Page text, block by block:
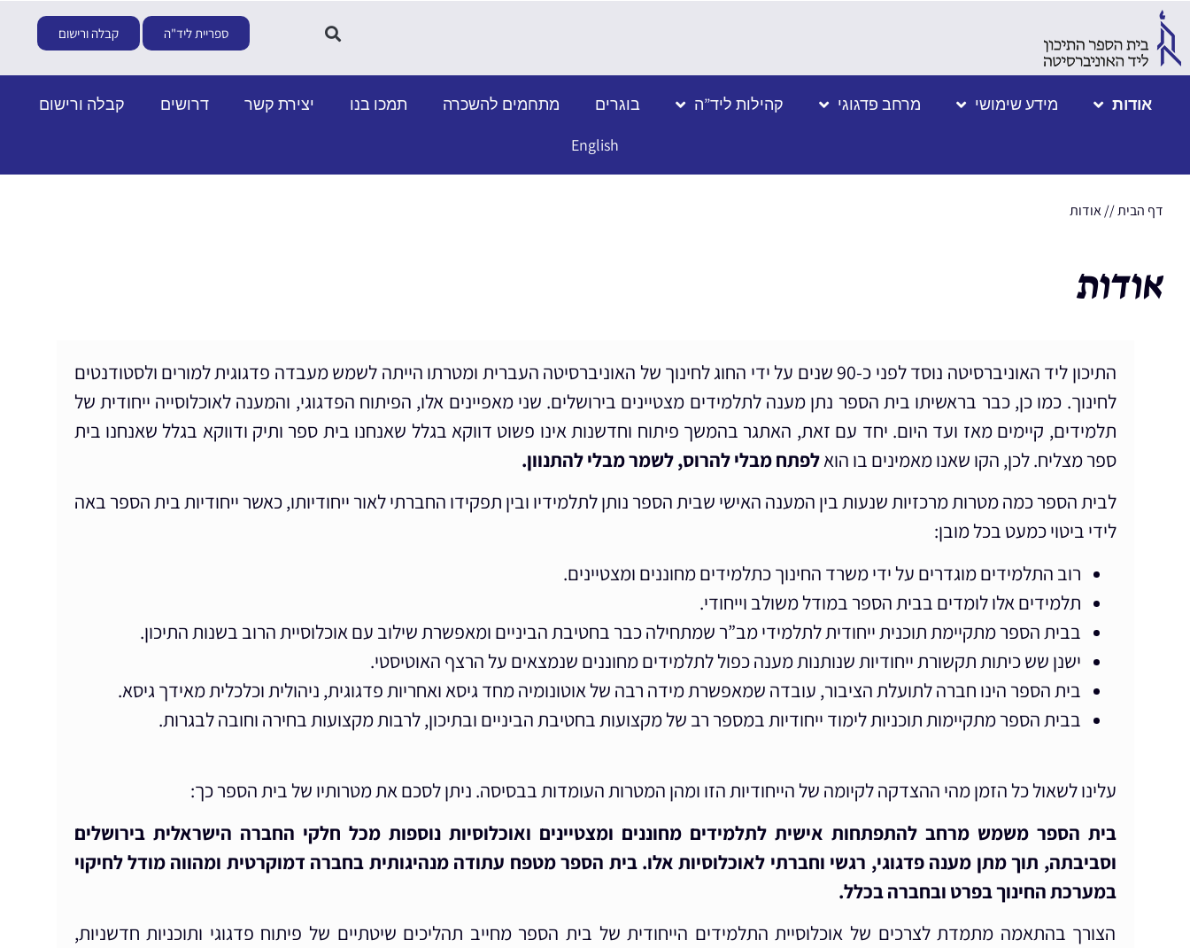
ספריית ליד"ה קבלה ורישום
אודות מידע שימושי מרחב פדגוגי קהילות ליד”ה בוגרים מתחמים להשכרה תמכו בנו יצירת קשר דרושים
קבלה ורישום
English
דף הבית//אודות
אודות
התיכון ליד האוניברסיטה נוסד לפני כ-90 שנים על ידי החוג לחינוך של האוניברסיטה העברית ומטרתו הייתה לשמש מעבדה פדגוגית למורים ולסטודנטים
לחינוך. כמו כן, כבר בראשיתו בית הספר נתן מענה לתלמידים מצטיינים בירושלים. שני מאפיינים אלו, הפיתוח הפדגוגי, והמענה לאוכלוסייה ייחודית של
תלמידים, קיימים מאז ועד היום. יחד עם זאת, האתגר בהמשך פיתוח וחדשנות אינו פשוט דווקא בגלל שאנחנו בית ספר ותיק ודווקא בגלל שאנחנו בית
ספר מצליח. לכן, הקו שאנו מאמינים בו הואלפתח מבלי להרוס, לשמר מבלי להתנוון.
לבית הספר כמה מטרות מרכזיות שנעות בין המענה האישי שבית הספר נותן לתלמידיו ובין תפקידו החברתי לאור ייחודיותו, כאשר ייחודיות בית הספר באה
לידי ביטוי כמעט בכל מובן:
רוב התלמידים מוגדרים על ידי משרד החינוך כתלמידים מחוננים ומצטיינים.
תלמידים אלו לומדים בבית הספר במודל משולב וייחודי.
בבית הספר מתקיימת תוכנית ייחודית לתלמידי מב”ר שמתחילה כבר בחטיבת הביניים ומאפשרת שילוב עם אוכלוסיית הרוב בשנות התיכון.
ישנן שש כיתות תקשורת ייחודיות שנותנות מענה כפול לתלמידים מחוננים שנמצאים על הרצף האוטיסטי.
בית הספר הינו חברה לתועלת הציבור, עובדה שמאפשרת מידה רבה של אוטונומיה מחד גיסא ואחריות פדגוגית, ניהולית וכלכלית מאידך גיסא.
בבית הספר מתקיימות תוכניות לימוד ייחודיות במספר רב של מקצועות בחטיבת הביניים ובתיכון, לרבות מקצועות בחירה וחובה לבגרות.
עלינו לשאול כל הזמן מהי ההצדקה לקיומה של הייחודיות הזו ומהן המטרות העומדות בבסיסה. ניתן לסכם את מטרותיו של בית הספר כך:
בית הספר משמש מרחב להתפתחות אישית לתלמידים מחוננים ומצטיינים ואוכלוסיות נוספות מכל חלקי החברה הישראלית בירושלים
וסביבתה, תוך מתן מענה פדגוגי, רגשי וחברתי לאוכלוסיות אלו.בית הספר מטפח עתודה מנהיגותית בחברה דמוקרטית ומהווה מודל לחיקוי
במערכת החינוך בפרט ובחברה בכלל.
הצורך בהתאמה מתמדת לצרכים של אוכלוסיית התלמידים הייחודית של בית הספר מחייב תהליכים שיטתיים של פיתוח פדגוגי ותוכניות חדשניות,